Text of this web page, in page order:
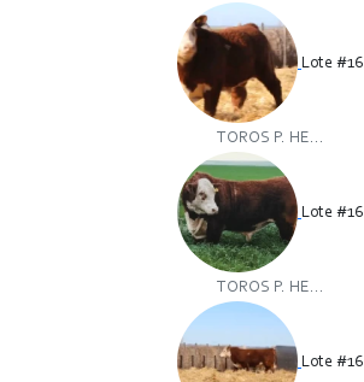
Lote #16
TOROS P. HE...
Lote #16
TOROS P. HE...
Lote #16